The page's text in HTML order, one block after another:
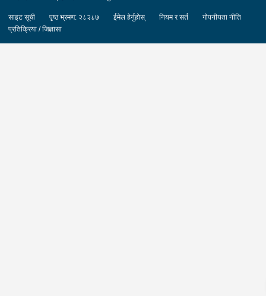
साइट सूची पृष्ठ भ्रमण: २८२८७ ईमेल हेर्नुहोस् नियम र सर्त
गोपनीयता नीति
प्रतिक्रिया / जिज्ञासा